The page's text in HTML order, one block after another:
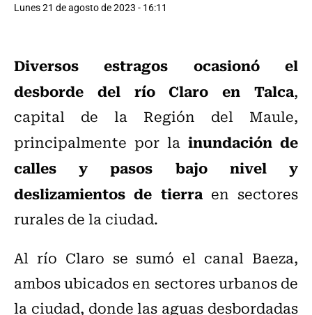
Lunes 21 de agosto de 2023 - 16:11
Diversos estragos ocasionó el
desborde del río Claro en Talca,
capital de la Región del Maule,
principalmente por la inundación de
calles y pasos bajo nivel y
deslizamientos de tierraen sectores
rurales de la ciudad.
Al río Claro se sumó el canal Baeza,
ambos ubicados en sectores urbanos de
la ciudad, donde las aguas desbordadas